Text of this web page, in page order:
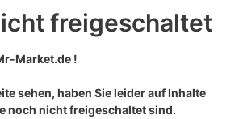
freigeschaltet
Market.de !
sehen, haben Sie leider auf Inhalte
noch nicht freigeschaltet sind.